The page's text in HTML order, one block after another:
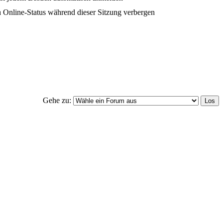
Online-Status während dieser Sitzung verbergen
Gehe zu: